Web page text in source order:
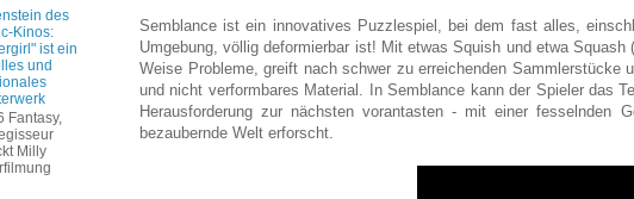
Semblance ist ein innovatives Puzzlespiel, bei dem fast alles,
Umgebung, völlig deformierbar ist! Mit etwas Squish und etwa
Weise Probleme, greift nach schwer zu erreichenden
und nicht verformbares Material. In Semblance kann der Spieler das
Herausforderung zur nächsten vorantasten - mit einer fesselnden
bezaubernde Welt erforscht.
des
Kinos:
ist ein
und
Fantasy,
Milly